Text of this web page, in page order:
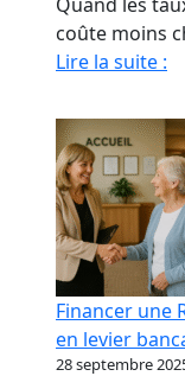
coûte moins
Lire la suite :
le
Financer une
en levier
28 septembre